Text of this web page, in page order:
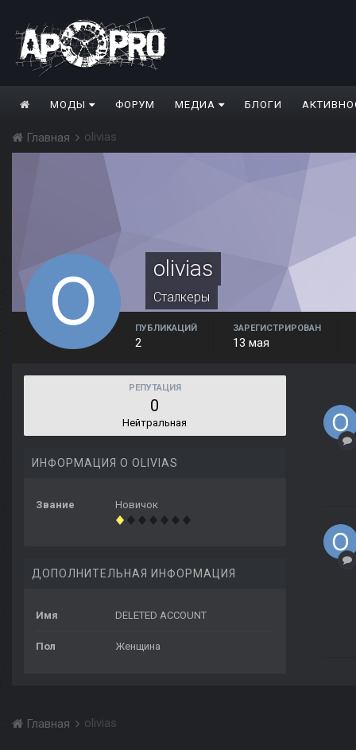
МОДЫ ФОРУМ МЕДИА БЛОГИ
Главная olivias
olivias
Сталкеры
ПУБЛИКАЦИЙ
2
ЗАРЕГИСТРИРОВАН
13 мая
РЕПУТАЦИЯ
0
Нейтральная
ИНФОРМАЦИЯ О OLIVIAS
Звание Новичок
ДОПОЛНИТЕЛЬНАЯ ИНФОРМАЦИЯ
Имя DELETED ACCOUNT
Пол Женщина
Главная olivias